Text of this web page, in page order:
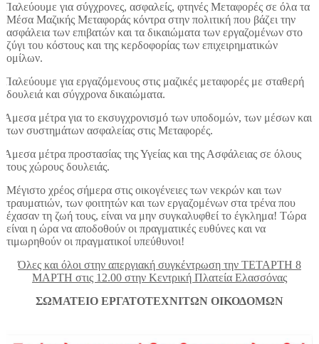
Παλεύουμε για σύγχρονες, ασφαλείς, φτηνές Μεταφορές σε όλα τα
Μέσα Μαζικής Μεταφοράς κόντρα στην πολιτική που βάζει την
ασφάλεια των επιβατών και τα δικαιώματα των εργαζομένων στο
ζύγι του κόστους και της κερδοφορίας των επιχειρηματικών
ομίλων.
Παλεύουμε για εργαζόμενους στις μαζικές μεταφορές με σταθερή
δουλειά και σύγχρονα δικαιώματα.
Άμεσα μέτρα για το εκσυγχρονισμό των υποδομών, των μέσων και
των συστημάτων ασφαλείας στις Μεταφορές.
Άμεσα μέτρα προστασίας της Υγείας και της Ασφάλειας σε όλους
τους χώρους δουλειάς.
Μέγιστο χρέος σήμερα στις οικογένειες των νεκρών και των
τραυματιών, των φοιτητών και των εργαζομένων στα τρένα που
έχασαν τη ζωή τους, είναι να μην συγκαλυφθεί το έγκλημα! Τώρα
είναι η ώρα να αποδοθούν οι πραγματικές ευθύνες και να
τιμωρηθούν οι πραγματικοί υπεύθυνοι!
Όλες και όλοι στην απεργιακή συγκέντρωση την ΤΕΤΑΡΤΗ 8
ΜΑΡΤΗ στις 12.00 στην Κεντρική Πλατεία Ελασσόνας
ΣΩΜΑΤΕΙΟ ΕΡΓΑΤΟΤΕΧΝΙΤΩΝ ΟΙΚΟΔΟΜΩΝ